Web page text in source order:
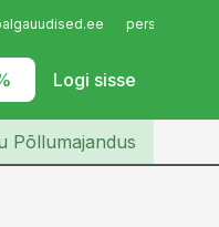
Logi sisse
Põllumajandus